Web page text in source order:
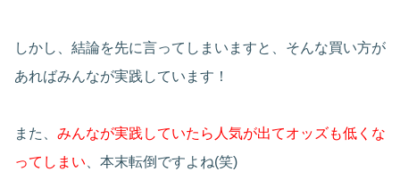
しかし、結論を先に言ってしまいますと、そんな買い方が
あればみんなが実践しています！
また、 みんなが実践していたら人気が出てオッズも低くな
ってしまい 、本末転倒ですよね(笑)